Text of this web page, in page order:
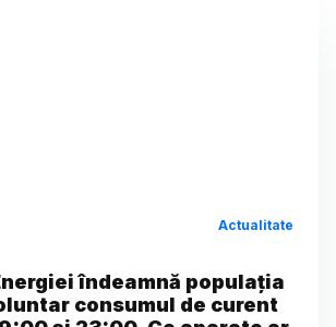
Actualitate
îndeamnă populația
consumul de curent